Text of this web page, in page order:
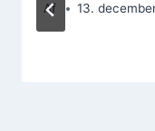
Af 13.